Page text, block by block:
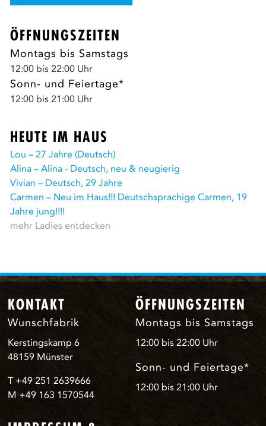
ÖFFNUNGSZEITEN
Montags bis Samstags
12:00 bis 22:00 Uhr
Sonn- und Feiertage*
12:00 bis 21:00 Uhr
HEUTE IM HAUS
Lou – 27 Jahre (Deutsch)
Alina – Alina - Deutsch, neu & neugierig
Vivian – Deutsch, 29 Jahre
Carmen – Neu im Haus!!! Deutschsprachige Carmen, 19
Jahre jung!!!!
mehr Ladies entdecken
KONTAKT
Wunschfabrik
Kerstingskamp 6
48159 Münster
T +49 251 2639666
M +49 163 1570544
ÖFFNUNGSZEITEN
Montags bis Samstags
12:00 bis 22:00 Uhr
Sonn- und Feiertage*
12:00 bis 21:00 Uhr